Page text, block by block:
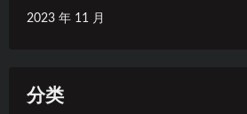
2023 年 11 月
分类